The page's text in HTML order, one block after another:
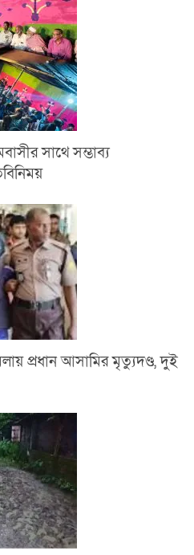
সাথে সম্ভাব্য
প্রধান আসামির মৃত্যুদণ্ড, দুই